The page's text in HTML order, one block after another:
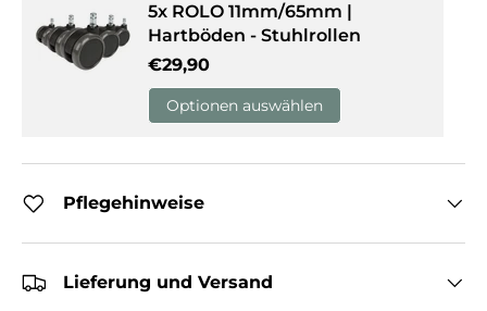
5x ROLO 11mm/65mm |
Hartböden - Stuhlrollen
Normaler Preis
€29,90
Optionen auswählen
Pflegehinweise
Lieferung und Versand